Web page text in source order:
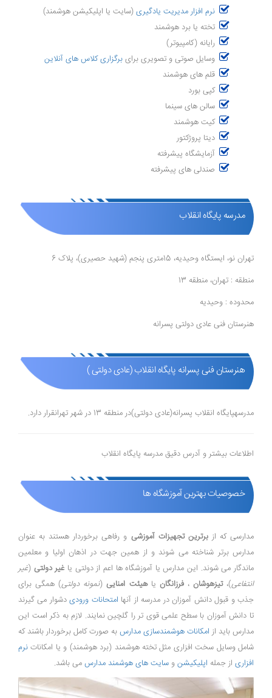
نرم افزار مدیریت یادگیری (سایت یا اپلیکیشن هوشمند)
تخته یا برد هوشمند
رایانه (کامپیوتر)
وسایل صوتی و تصویری برای برگزاری کلاس های آنلاین
قلم های هوشمند
کپی بورد
سالن های سینما
کیت هوشمند
دیتا پروژکتور
آزمایشگاه پیشرفته
صندلی های پیشرفته
مدرسه پایگاه انقلاب
تهران نو، ایستگاه وحیدیه، 15متری پنجم (شهید حصیری)، پلاک 6
منطقه : تهران، منطقه 13
محدوده : وحیدیه
هنرستان فنی عادی دولتی پسرانه
هنرستان فنی پسرانه پایگاه انقلاب (عادی دولتی )
مدرسهپایگاه انقلاب پسرانه(عادی دولتی)در منطقه 13 در شهر تهرانقرار دارد.
اطلاعات بیشتر و آدرس دقیق مدرسه پایگاه انقلاب
خصوصیات بهترین آموزشگاه ها
مدارسی که ازبرترین تجهیزات آموزشی و رفاهی برخوردار هستند به عنوان
مدارس برتر شناخته می شوند و از همین جهت در اذهان اولیا و معلمین
ماندگار می شوند. این مدارس یا آموزشگاه ها اعم از دولتی یا غیر دولتی (غیر
انتفاعی)،تیزهوشان ،فرزانگان یاهیئت امنایی(نمونه دولتی) همگی برای
جذب و قبول دانش آموزان در مدرسه از آنها امتحانات ورودیدشوار می گیرند
تا دانش آموزان با سطح علمی قوی تر را گلچین نمایند. لازم به ذکر است این
مدارس باید از امکانات هوشمندسازی مدارس به صورت کامل برخوردار باشند که
شامل وسایل سخت افزاری مثل تخته هوشمند (برد هوشمند) و یا امکانات نرم
افزاری از جمله اپلیکیشن و سایت های هوشمند مدارس می باشد.